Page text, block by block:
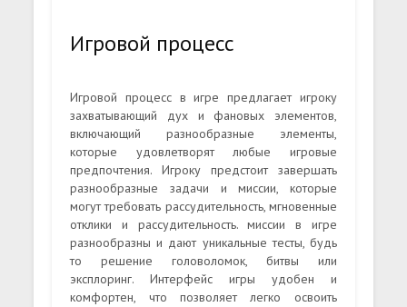
Игровой процесс
Игровой процесс в игре предлагает игроку
захватывающий дух и фановых элементов,
включающий разнообразные элементы,
которые удовлетворят любые игровые
предпочтения. Игроку предстоит завершать
разнообразные задачи и миссии, которые
могут требовать рассудительность, мгновенные
отклики и рассудительность. миссии в игре
разнообразны и дают уникальные тесты, будь
то решение головоломок, битвы или
эксплоринг. Интерфейс игры удобен и
комфортен, что позволяет легко освоить